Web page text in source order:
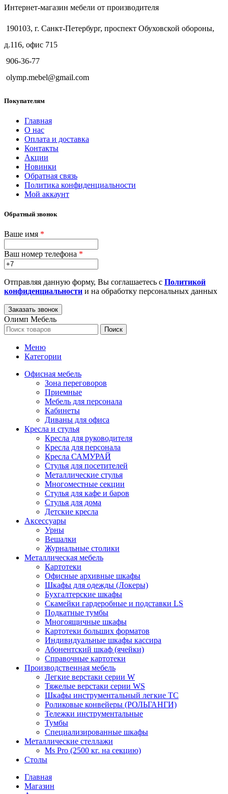
Интернет-магазин мебели от производителя
190103, г. Санкт-Петербург, проспект Обуховской обороны,
д.116, офис 715
906-36-77
olymp.mebel@gmail.com
Покупателям
Главная
О нас
Оплата и доставка
Контакты
Акции
Новинки
Обратная связь
Политика конфиденциальности
Мой аккаунт
Обратный звонок
Ваше имя *
Ваш номер телефона *
Отправляя данную форму, Вы соглашаетесь с Политикой
конфиденциальности и на обработку персональных данных
Олимп Мебель
Поиск
Меню
Категории
Офисная мебель
Зона переговоров
Приемные
Мебель для персонала
Кабинеты
Диваны для офиса
Кресла и стулья
Кресла для руководителя
Кресла для персонала
Кресла САМУРАЙ
Стулья для посетителей
Металлические стулья
Многоместные секции
Стулья для кафе и баров
Стулья для дома
Детские кресла
Аксессуары
Урны
Вешалки
Журнальные столики
Металлическая мебель
Картотеки
Офисные архивные шкафы
Шкафы для одежды (Локеры)
Бухгалтерские шкафы
Скамейки гардеробные и подставки LS
Подкатные тумбы
Многоящичные шкафы
Картотеки больших форматов
Индивидуальные шкафы кассира
Абонентский шкаф (ячейки)
Справочные картотеки
Производственная мебель
Легкие верстаки серии W
Тяжелые верстаки серии WS
Шкафы инструментальный легкие ТС
Роликовые конвейеры (РОЛЬГАНГИ)
Тележки инструментальные
Тумбы
Специализированные шкафы
Металлические стеллажи
Ms Pro (2500 кг. на секцию)
Столы
Главная
Магазин